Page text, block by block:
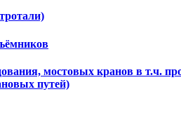
мостовых кранов в т.ч.
путей)